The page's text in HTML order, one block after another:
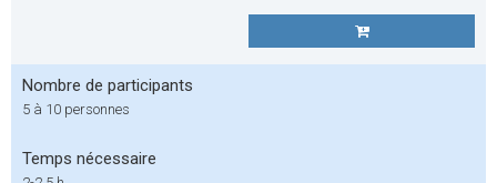
Nombre de participants
5 à 10 personnes
Temps nécessaire